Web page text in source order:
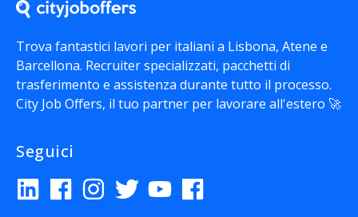
Trova fantastici lavori per italiani a Lisbona, Atene e
Barcellona. Recruiter specializzati, pacchetti di
trasferimento e assistenza durante tutto il processo.
City Job Offers, il tuo partner per lavorare all'estero 🚀
Seguici